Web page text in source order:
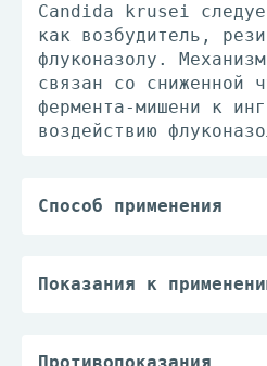
Candida krusei
как возбудитель,
флуконазолу.
связан со сниженной
фермента-мишени к
воздействию
Способ применения
лабораторных
результаты этих
Показания к
другой локализации